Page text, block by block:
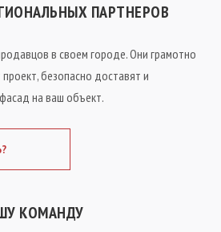
ПАРТНЕРОВ
в своем городе. Они грамотно
безопасно доставят и
на ваш объект.
КОМАНДУ